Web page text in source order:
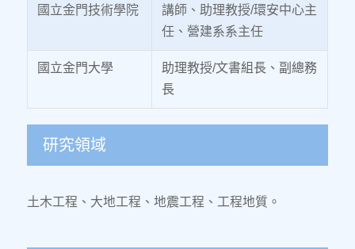
國立金門技術學院
講師、助理教授/環安中心主
任、營建系系主任
國立金門大學
助理教授/文書組長、副總務
長
研究領域
土木工程、大地工程、地震工程、工程地質。